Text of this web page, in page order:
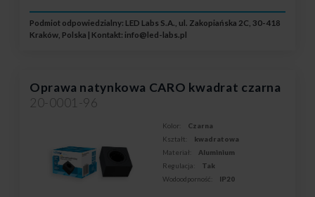
Podmiot odpowiedzialny: LED Labs S.A., ul. Zakopiańska 2C, 30-418
Kraków, Polska | Kontakt: info@led-labs.pl
Oprawa natynkowa CARO kwadrat czarna
20-0001-96
Kolor:
Czarna
Kształt:
kwadratowa
Materiał:
Aluminium
Regulacja:
Tak
Wodoodporność:
IP20